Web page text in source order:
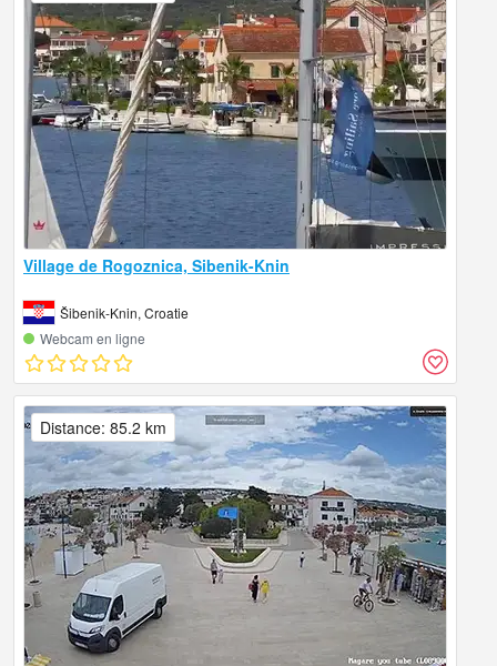
Village de Rogoznica, Sibenik-Knin
Šibenik-Knin, Croatie
Webcam en ligne
Distance: 85.2 km